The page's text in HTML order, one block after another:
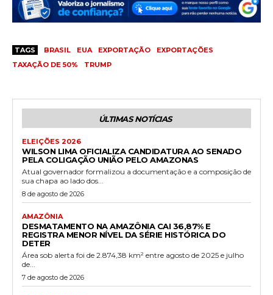
TAGS BRASIL EUA EXPORTAÇÃO
EXPORTAÇÕES
TAXAÇÃO DE 50%
TRUMP
ÚLTIMAS NOTÍCIAS
ELEIÇÕES 2026
WILSON LIMA OFICIALIZA CANDIDATURA AO SENADO
PELA COLIGAÇÃO UNIÃO PELO AMAZONAS
Atual governador formalizou a documentação e a composição de
sua chapa ao lado dos...
8 de agosto de 2026
AMAZÔNIA
DESMATAMENTO NA AMAZÔNIA CAI 36,87% E
REGISTRA MENOR NÍVEL DA SÉRIE HISTÓRICA DO
DETER
Área sob alerta foi de 2.874,38 km² entre agosto de 2025 e julho
de...
7 de agosto de 2026